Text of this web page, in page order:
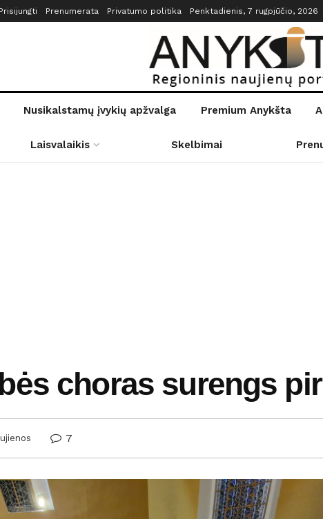
Prisijungti Prenumerata Privatumo politika Penktadienis, 7 rugpjūčio, 2026
Nusikalstamų įvykių apžvalga Premium Anykšta
Laisvalaikis Skelbimai
choras surengs
7